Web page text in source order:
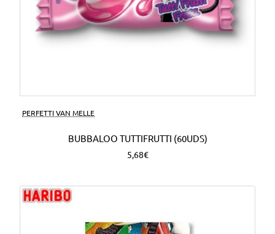
PERFETTI VAN MELLE
BUBBALOO TUTTIFRUTTI (60UDS)
5,68€